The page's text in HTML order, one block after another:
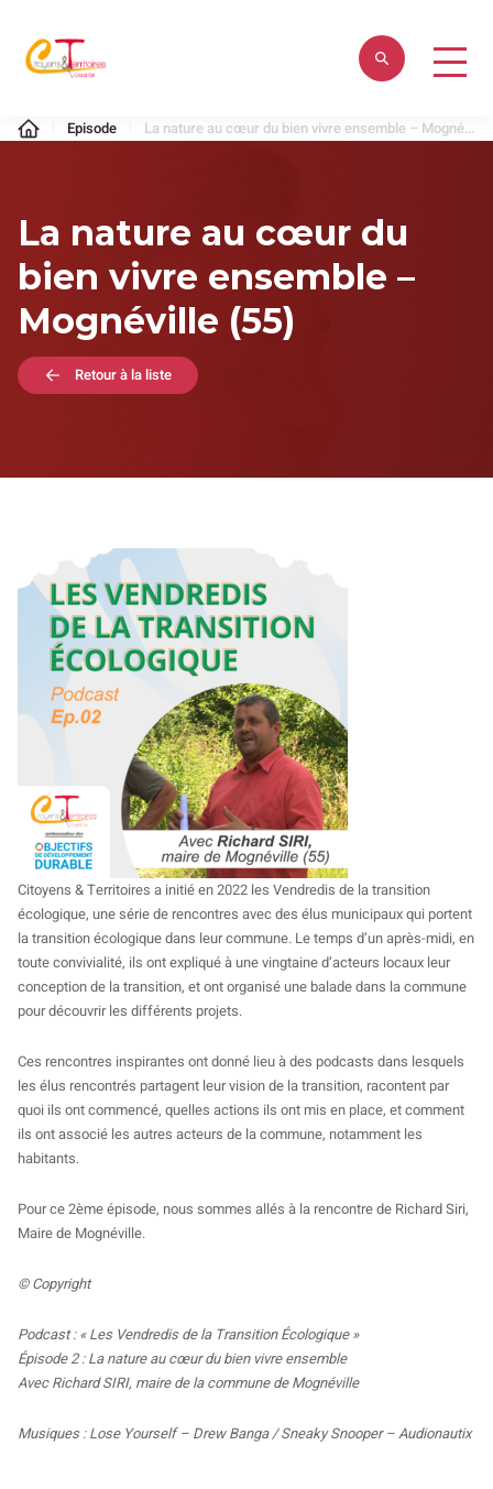
contenu
Citoyens
&
Episode La nature au cœur du bien vivre ensemble – Mognéville (55)
La nature au cœur du
bien vivre ensemble –
Mognéville (55)
Retour à la liste
Citoyens & Territoires a initié en 2022 les Vendredis de la transition
écologique, une série de rencontres avec des élus municipaux qui portent
la transition écologique dans leur commune. Le temps d’un après-midi, en
toute convivialité, ils ont expliqué à une vingtaine d’acteurs locaux leur
conception de la transition, et ont organisé une balade dans la commune
pour découvrir les différents projets.
Ces rencontres inspirantes ont donné lieu à des podcasts dans lesquels
les élus rencontrés partagent leur vision de la transition, racontent par
quoi ils ont commencé, quelles actions ils ont mis en place, et comment
ils ont associé les autres acteurs de la commune, notamment les
habitants.
Pour ce 2ème épisode, nous sommes allés à la rencontre de Richard Siri,
Maire de Mognéville.
© Copyright
Podcast : « Les Vendredis de la Transition Écologique »
Épisode 2 : La nature au cœur du bien vivre ensemble
Avec Richard SIRI, maire de la commune de Mognéville
Musiques : Lose Yourself – Drew Banga / Sneaky Snooper – Audionautix